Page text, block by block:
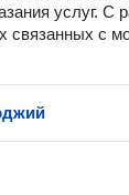
услуг. С
связанных с